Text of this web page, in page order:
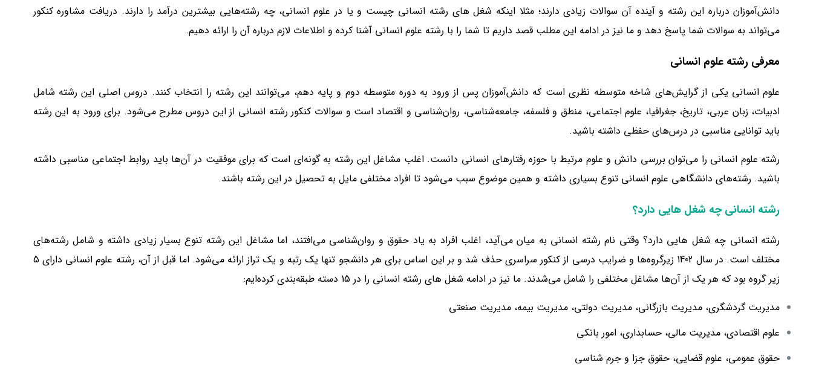
دانش‌آموزان درباره این رشته و آینده آن سوالات زیادی دارند؛ مثلا اینکه شغل های رشته انسانی چیست و یا در علوم انسانی، چه رشته‌هایی بیشترین درآمد را دارند. دریافت مشاوره کنکور
می‌تواند به سوالات شما پاسخ دهد و ما نیز در ادامه این مطلب قصد داریم تا شما را با رشته علوم انسانی آشنا کرده و اطلاعات لازم درباره آن را ارائه دهیم.
معرفی رشته علوم انسانی
علوم انسانی یکی از گرایش‌های شاخه متوسطه نظری است که دانش‌آموزان پس از ورود به دوره متوسطه دوم و پایه دهم، می‌توانند این رشته را انتخاب کنند. دروس اصلی این رشته شامل
ادبیات، زبان عربی، تاریخ، جغرافیا، علوم اجتماعی، منطق و فلسفه، جامعه‌شناسی، روان‌شناسی و اقتصاد است و سوالات کنکور رشته انسانی از این دروس مطرح می‌شود. برای ورود به این رشته
باید توانایی مناسبی در درس‌های حفظی داشته باشید.
رشته علوم انسانی را می‌توان بررسی دانش و علوم مرتبط با حوزه رفتارهای انسانی دانست. اغلب مشاغل این رشته به گونه‌ای است که برای موفقیت در آن‌ها باید روابط اجتماعی مناسبی داشته
باشید. رشته‌های دانشگاهی علوم انسانی تنوع بسیاری داشته و همین موضوع سبب می‌شود تا افراد مختلفی مایل به تحصیل در این رشته باشند.
رشته انسانی چه شغل هایی دارد؟
رشته انسانی چه شغل هایی دارد؟ وقتی نام رشته انسانی به میان می‌آید، اغلب افراد به یاد حقوق و روان‌شناسی می‌افتند، اما مشاغل این رشته تنوع بسیار زیادی داشته و شامل رشته‌های
مختلف است. در سال 1402 زیرگروه‌ها و ضرایب درسی از کنکور سراسری حذف شد و بر این اساس برای هر دانشجو تنها یک رتبه و یک تراز ارائه می‌شود. اما قبل از آن، رشته علوم انسانی دارای 5
زیر گروه بود که هر یک از آن‌ها مشاغل مختلفی را شامل می‌شدند. ما نیز در ادامه شغل های رشته انسانی را در 15 دسته طبقه‌بندی کرده‌ایم:
مدیریت گردشگری، مدیریت بازرگانی، مدیریت دولتی، مدیریت بیمه، مدیریت صنعتی
علوم اقتصادی، مدیریت مالی، حسابداری، امور بانکی
حقوق عمومی، علوم قضایی، حقوق جزا و جرم شناسی